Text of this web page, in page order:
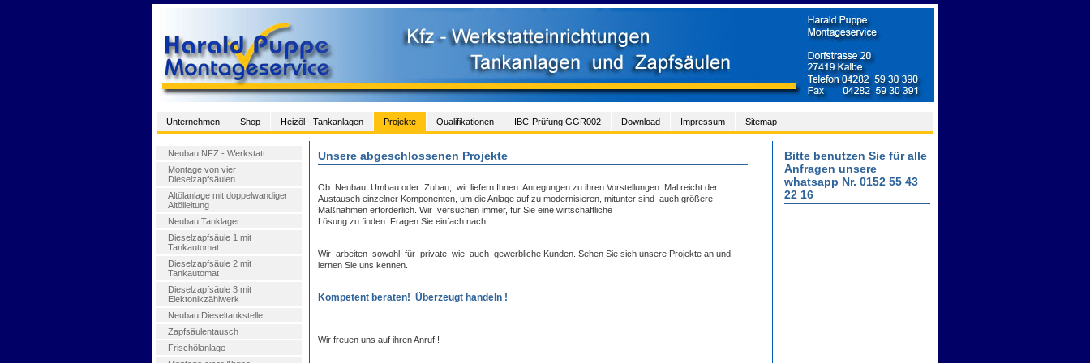
Unternehmen Shop Heizöl - Tankanlagen Projekte Qualifikationen IBC-Prüfung GGR002 Download Impressum Sitemap
Unsere abgeschlossenen Projekte
Ob Neubau, Umbau oder Zubau, wir liefern Ihnen Anregungen zu ihren Vorstellungen. Mal reicht der
Austausch einzelner Komponenten, um die Anlage auf zu modernisieren, mitunter sind auch größere
Maßnahmen erforderlich. Wir versuchen immer, für Sie eine wirtschaftliche
Lösung zu finden. Fragen Sie einfach nach.
Wir arbeiten sowohl für private wie auch gewerbliche Kunden. Sehen Sie sich unsere Projekte an und
lernen Sie uns kennen.
Kompetent beraten! Überzeugt handeln !
Wir freuen uns auf ihren Anruf !
Neubau NFZ - Werkstatt
Montage von vier
Dieselzapfsäulen
Altölanlage mit doppelwandiger
Altölleitung
Neubau Tanklager
Dieselzapfsäule 1 mit
Tankautomat
Dieselzapfsäule 2 mit
Tankautomat
Dieselzapfsäule 3 mit
Elektonikzählwerk
Neubau Dieseltankstelle
Zapfsäulentausch
Frischölanlage
Bitte benutzen Sie für alle
Anfragen unsere
whatsapp Nr. 0152 55 43
22 16